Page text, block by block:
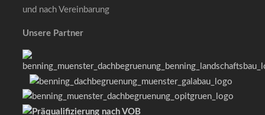
und nach Vereinbarung
Unsere Partner